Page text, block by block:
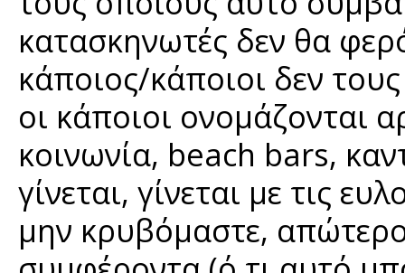
κατασκηνωτές δεν θα
κάποιος/κάποιοι δεν
οι κάποιοι ονομάζονται
κοινωνία, beach bars,
γίνεται, γίνεται με τις
μην κρυβόμαστε,